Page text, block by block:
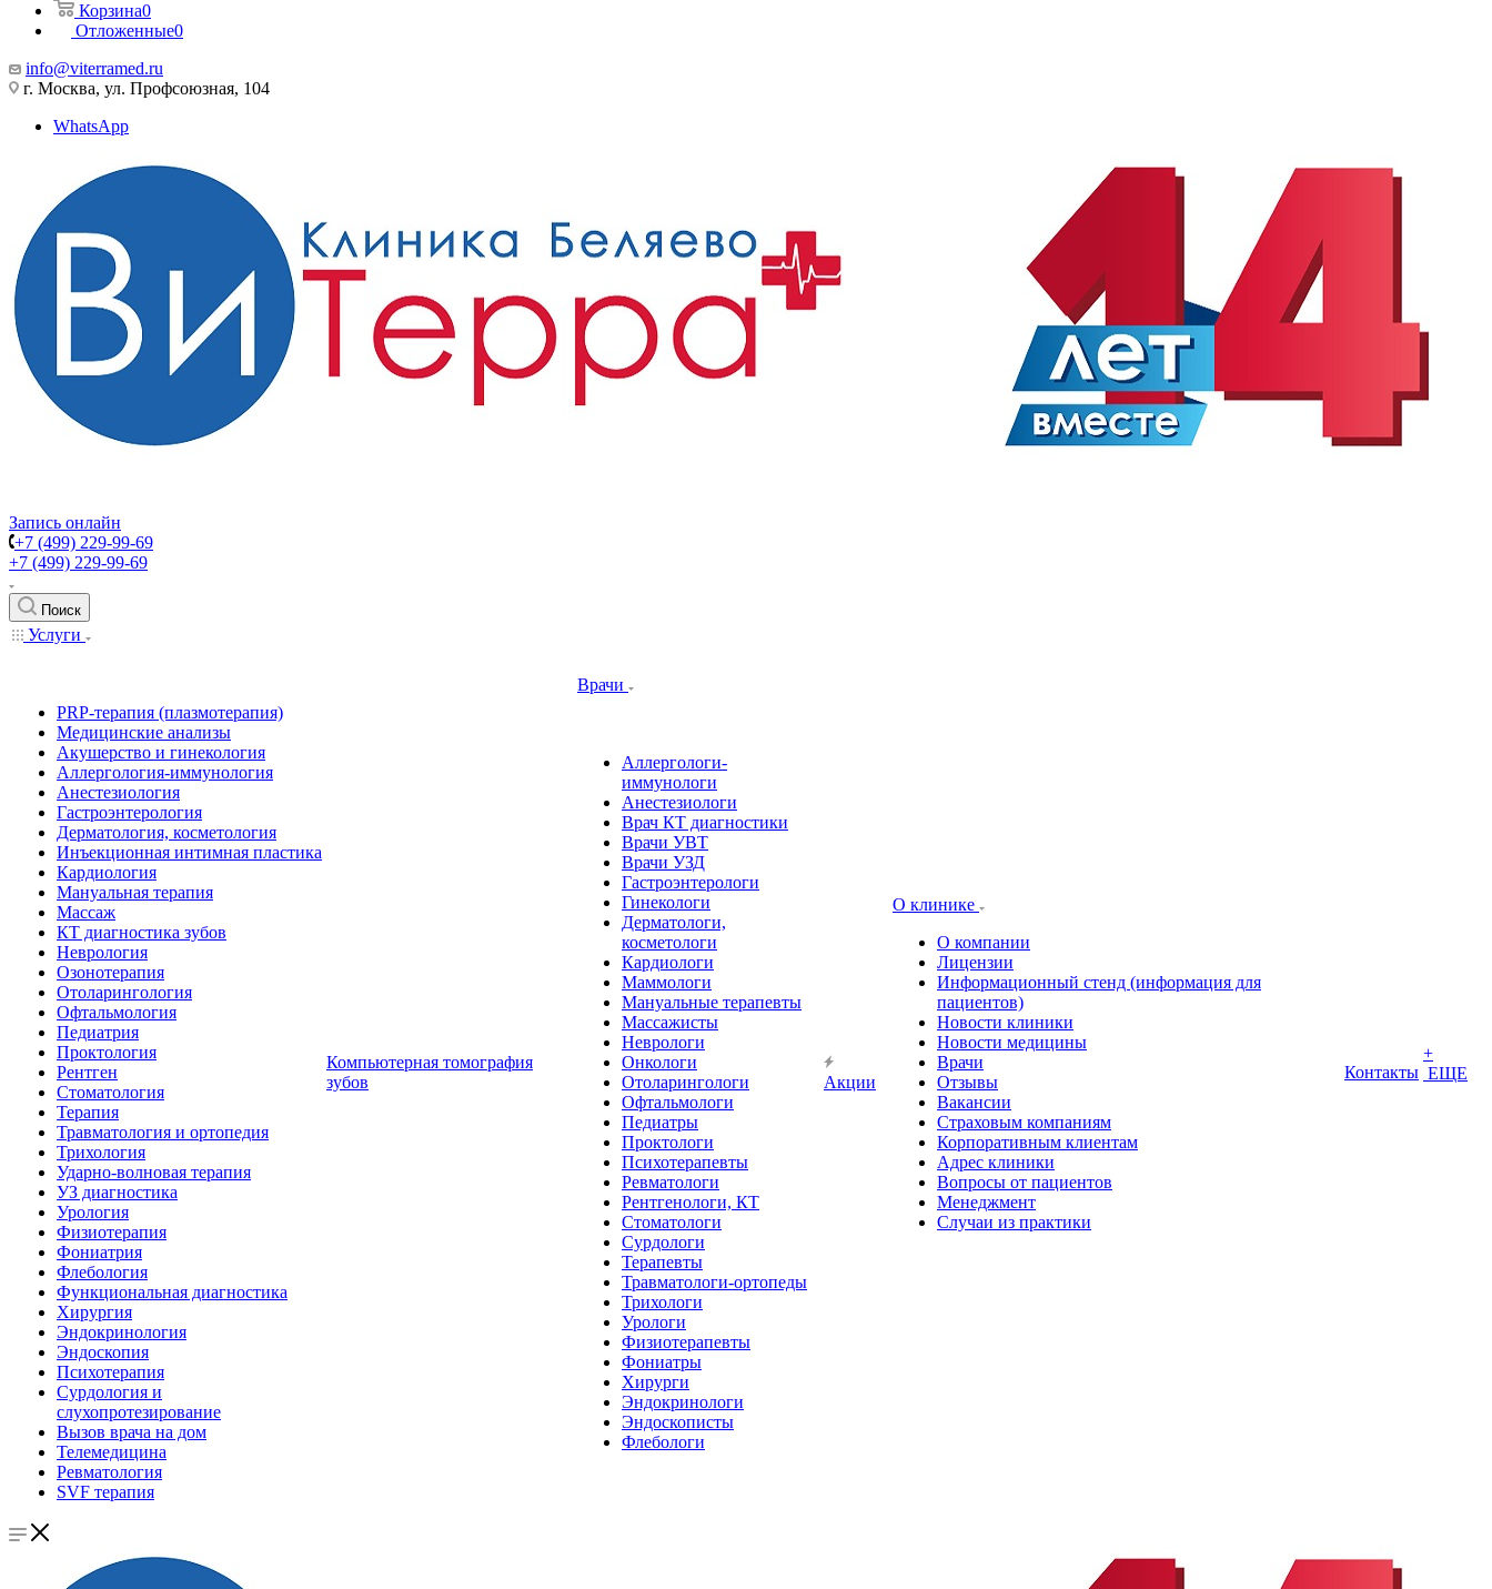
Корзина0
Отложенные0
info@viterramed.ru
г. Москва, ул. Профсоюзная, 104
WhatsApp
Запись онлайн
+7 (499) 229-99-69
+7 (499) 229-99-69
Поиск
Услуги
PRP-терапия (плазмотерапия)
Медицинские анализы
Акушерство и гинекология
Аллергология-иммунология
Анестезиология
Гастроэнтерология
Дерматология, косметология
Инъекционная интимная пластика
Кардиология
Мануальная терапия
Массаж
КТ диагностика зубов
Неврология
Озонотерапия
Отоларингология
Офтальмология
Педиатрия
Проктология
Рентген
Стоматология
Терапия
Травматология и ортопедия
Трихология
Ударно-волновая терапия
УЗ диагностика
Урология
Физиотерапия
Фониатрия
Флебология
Функциональная диагностика
Хирургия
Эндокринология
Эндоскопия
Психотерапия
Сурдология и
слухопротезирование
Вызов врача на дом
Телемедицина
Ревматология
SVF терапия
Компьютерная томография
зубов
Врачи
Аллергологи-
иммунологи
Анестезиологи
Врач КТ диагностики
Врачи УВТ
Врачи УЗД
Гастроэнтерологи
Гинекологи
Дерматологи,
косметологи
Кардиологи
Маммологи
Мануальные терапевты
Массажисты
Неврологи
Онкологи
Отоларингологи
Офтальмологи
Педиатры
Проктологи
Психотерапевты
Ревматологи
Рентгенологи, КТ
Стоматологи
Сурдологи
Терапевты
Травматологи-ортопеды
Трихологи
Урологи
Физиотерапевты
Фониатры
Хирурги
Эндокринологи
Эндоскописты
Флебологи
Акции
О клинике
О компании
Лицензии
Информационный стенд (информация для
пациентов)
Новости клиники
Новости медицины
Врачи
Отзывы
Вакансии
Страховым компаниям
Корпоративным клиентам
Адрес клиники
Вопросы от пациентов
Менеджмент
Случаи из практики
Контакты
+
ЕЩЕ